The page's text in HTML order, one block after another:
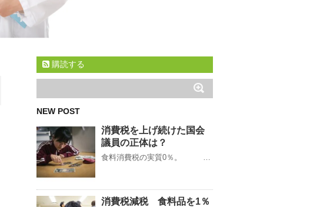
購読する
NEW POST
消費税を上げ続けた国会
議員の正体は？
食料消費税の実質0％。 …
消費税減税 食料品を1％